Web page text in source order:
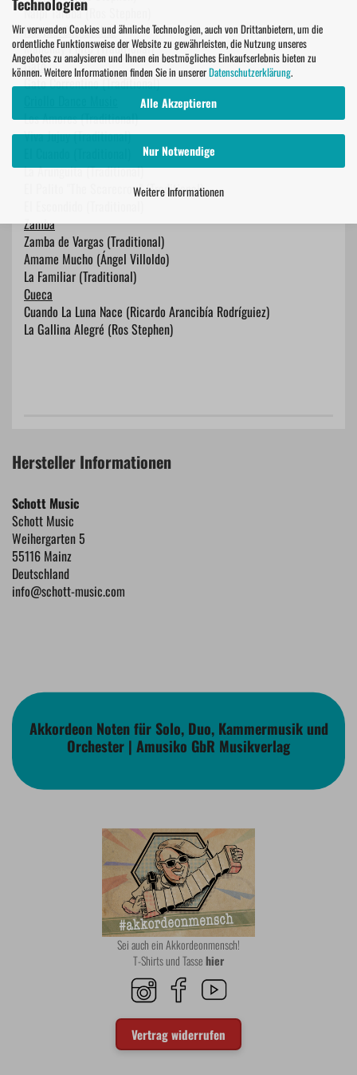
Technologien
Wir verwenden Cookies und ähnliche Technologien, auch von Drittanbietern, um die
ordentliche Funktionsweise der Website zu gewährleisten, die Nutzung unseres
Angebotes zu analysieren und Ihnen ein bestmögliches Einkaufserlebnis bieten zu
können. Weitere Informationen finden Sie in unsererDatenschutzerklärung.
Alle Akzeptieren
Nur Notwendige
Weitere Informationen
Naipí Tarobá (Ros Stephen)
Huayno/Carnavalito
Manchay Puíto (Traditional)
Gato
Gato Correntino (Traditional)
Los Amores (Traditional)
Viva Jujuy (Traditional)
La Arunguita (Traditional)
El Palito "The Scarecrow" (Traditional)
Zamba
Zamba de Vargas (Traditional)
Amame Mucho (Ángel Villoldo)
La Familiar (Traditional)
Cueca
Cuando La Luna Nace (Ricardo Arancibía Rodríguiez)
La Gallina Alegré (Ros Stephen)
Hersteller Informationen
Schott Music
Schott Music
Weihergarten 5
55116 Mainz
Deutschland
info@schott-music.com
Akkordeon Noten für Solo, Duo, Kammermusik und
Orchester | Amusiko GbR Musikverlag
Sei auch ein Akkordeonmensch!
T-Shirts und Tassehier
Vertrag widerrufen